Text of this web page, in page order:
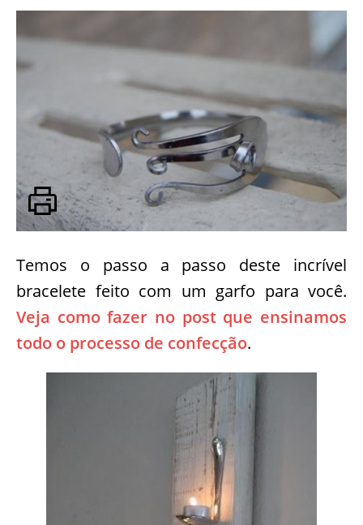
Temos o passo a passo deste incrível
bracelete feito com um garfo para você.
Veja como fazer no post que ensinamos
todo o processo de confecção.